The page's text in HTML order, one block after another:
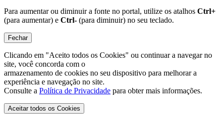
Para aumentar ou diminuir a fonte no portal, utilize os atalhos Ctrl+
(para aumentar) e Ctrl- (para diminuir) no seu teclado.
Fechar
Clicando em "Aceito todos os Cookies" ou continuar a navegar no
site, você concorda com o
armazenamento de cookies no seu dispositivo para melhorar a
experiência e navegação no site.
Consulte a Política de Privacidade para obter mais informações.
Aceitar todos os Cookies